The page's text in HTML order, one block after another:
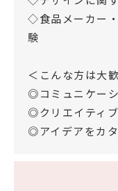
◇食品メーカー
験
＜こんな方は大
◎コミュニケー
◎クリエイティ
◎アイデアをカ